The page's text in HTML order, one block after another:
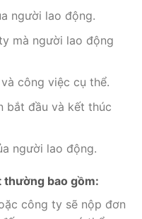
người lao động.
mà người lao động
công việc cụ thể.
bắt đầu và kết thúc
người lao động.
thường bao gồm:
công ty sẽ nộp đơn